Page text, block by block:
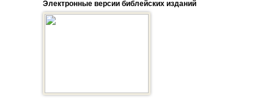
Электронные версии библейских изданий